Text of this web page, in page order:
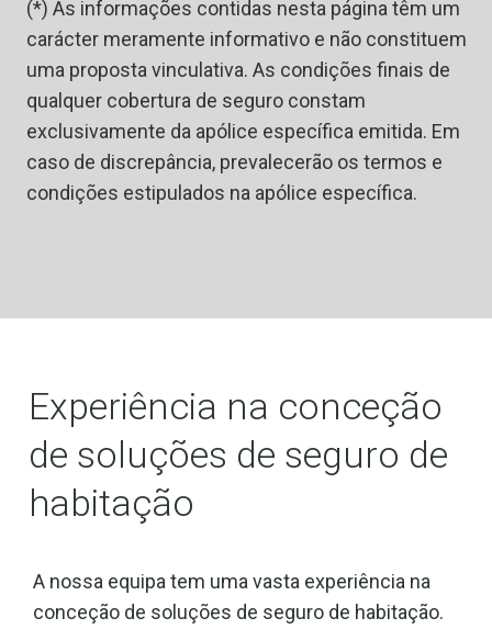
(*) As informações contidas nesta página têm um
carácter meramente informativo e não constituem
uma proposta vinculativa. As condições finais de
qualquer cobertura de seguro constam
exclusivamente da apólice específica emitida. Em
caso de discrepância, prevalecerão os termos e
condições estipulados na apólice específica.
Experiência na conceção
de soluções de seguro de
habitação
A nossa equipa tem uma vasta experiência na
conceção de soluções de seguro de habitação.